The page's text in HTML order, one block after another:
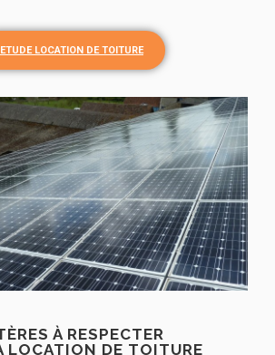
ETUDE LOCATION DE TOITURE
À RESPECTER
LOCATION DE TOITURE